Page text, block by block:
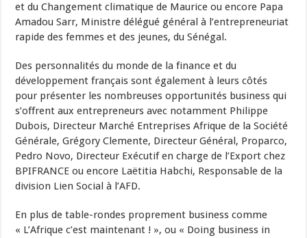
et du Changement climatique de Maurice ou encore Papa
Amadou Sarr, Ministre délégué général à l’entrepreneuriat
rapide des femmes et des jeunes, du Sénégal.
Des personnalités du monde de la finance et du
développement français sont également à leurs côtés
pour présenter les nombreuses opportunités business qui
s’offrent aux entrepreneurs avec notamment Philippe
Dubois, Directeur Marché Entreprises Afrique de la Société
Générale, Grégory Clemente, Directeur Général, Proparco,
Pedro Novo, Directeur Exécutif en charge de l’Export chez
BPIFRANCE ou encore Laëtitia Habchi, Responsable de la
division Lien Social à l’AFD.
En plus de table-rondes proprement business comme
« L’Afrique c’est maintenant ! », ou « Doing business in